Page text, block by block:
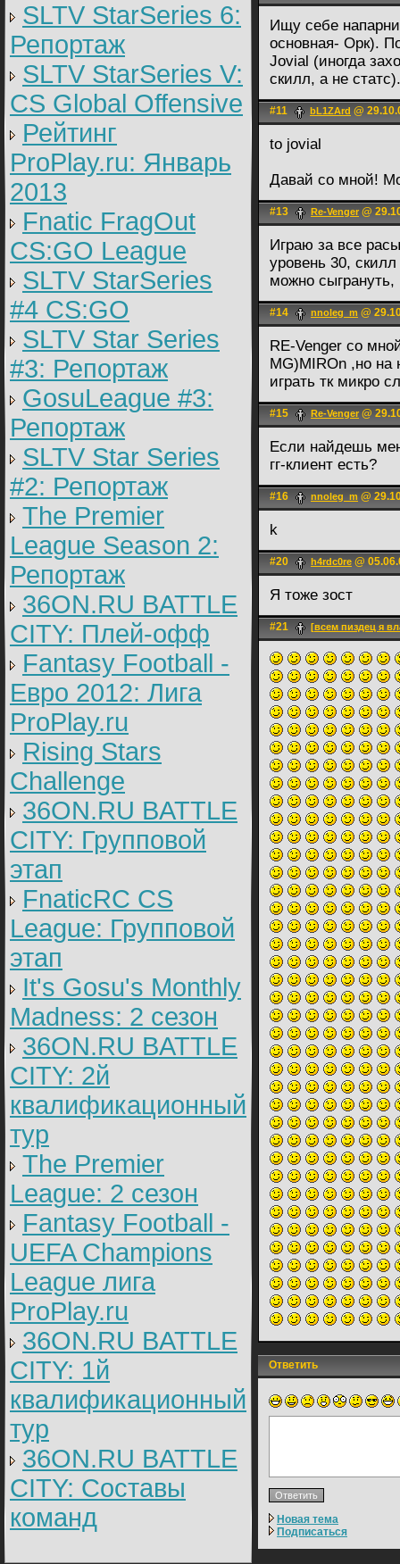
SLTV StarSeries 6:
Репортаж
SLTV StarSeries V:
CS Global Offensive
Рейтинг
ProPlay.ru: Январь
2013
Fnatic FragOut
CS:GO League
SLTV StarSeries
#4 CS:GO
SLTV Star Series
#3: Репортаж
GosuLeague #3:
Репортаж
SLTV Star Series
#2: Репортаж
The Premier
League Season 2:
Репортаж
36ON.RU BATTLE
CITY: Плей-офф
Fantasy Football -
Евро 2012: Лига
ProPlay.ru
Rising Stars
Challenge
36ON.RU BATTLE
CITY: Групповой
этап
FnaticRC CS
League: Групповой
этап
It's Gosu's Monthly
Madness: 2 сезон
36ON.RU BATTLE
CITY: 2й
квалификационный
тур
The Premier
League: 2 cезон
Fantasy Football -
UEFA Champions
League лига
ProPlay.ru
36ON.RU BATTLE
CITY: 1й
квалификационный
тур
36ON.RU BATTLE
CITY: Составы
команд
Ищу себе
основная- Орк).
Jovial (иногда
скилл, а не
#11 bL1ZArd @
to jovial
Давай со мной!
#13 Re-Venger @
Играю за все
уровень 30,
можно сыгрануть,
#14 nnoleg_m @
RE-Venger со
MG)MIROn ,но на
играть тк микро
#15 Re-Venger @
Если найдешь
гг-клиент есть?
#16 nnoleg_m @
k
#20 h4rdc0re @
Я тоже зост
#21 [всем пиздец я
Ответить
Новая тема
Подписаться